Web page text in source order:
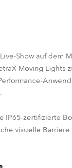
Show auf dem
Moving Lights
IP65-zertifizierte
visuelle